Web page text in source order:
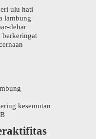
ulu hati
lambung
debar
berkeringat
kesemutan